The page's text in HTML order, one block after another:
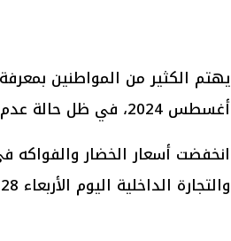
أغسطس 2024، في ظل حالة عدم الاستقرار التي تؤثر على المواد الغذائية.
انخفضت أسعار الخضار والفواكه
والتجارة الداخلية اليوم الأربعاء 28 أغسطس 2024، خلال السطور التالية: